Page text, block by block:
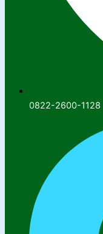
0822-2600-1128